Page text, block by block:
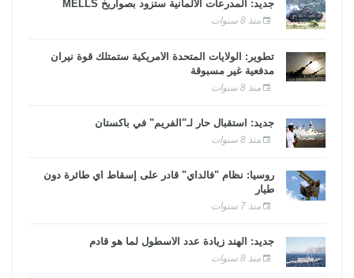
جديد: المدرعات الألمانية ستزود بصواريخ MELLS
منذ 8 سنوات
تطوير: الولايات المتحدة الأمريكية ستمتلك قوة نيران
مدفعية غير مسبوقة
منذ 8 سنوات
جديد: استقبال حار لـ"الفريم" في باكستان
منذ 8 سنوات
روسيا: نظام "فالداي" قادر على إسقاط أي طائرة دون
طيار
منذ 7 سنوات
جديد: الهند زيادة عدد الأسطول لما هو قادم
منذ 8 سنوات